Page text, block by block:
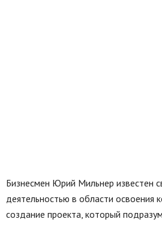
Бизнесмен Юрий Мильнер известен
деятельностью в области освоения
создание проекта, который